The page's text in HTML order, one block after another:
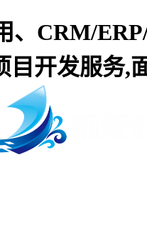
CRM/ERP/
开发服务,